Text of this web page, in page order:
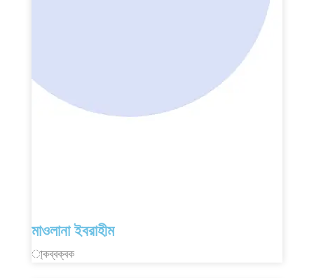
মাওলানা ইবরাহীম
া্কব্বক্বক